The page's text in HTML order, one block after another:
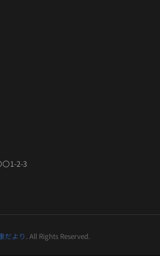
〇1-2-3
だより. All Rights Reserved.